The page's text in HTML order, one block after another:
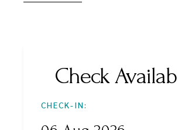
Check
CHECK-IN: